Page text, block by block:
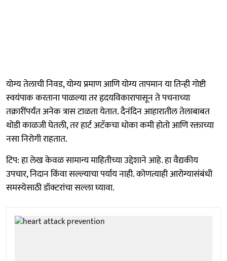
योग्य तेलाची निवड, योग्य प्रमाण आणि योग्य तापमान या तिन्ही गोष्टी
स्वयंपाक करताना पाळल्या तर हृदयविकारापासून ते पचनाच्या
तक्रारींपर्यंत अनेक त्रास टाळता येतात. दैनंदिन आहारातील तेलाबाबत
थोडी काळजी घेतली, तर हार्ट अटॅकचा धोका कमी होतो आणि रक्ताच्या
नसा निरोगी राहतात.
टिप: हा लेख केवळ सामान्य माहितीच्या उद्देशाने आहे. हा वैद्यकीय
उपचार, निदान किंवा सल्ल्याचा पर्याय नाही. कोणत्याही आरोग्यासंबंधी
समस्येसाठी डॉक्टरांचा सल्ला घ्यावा.